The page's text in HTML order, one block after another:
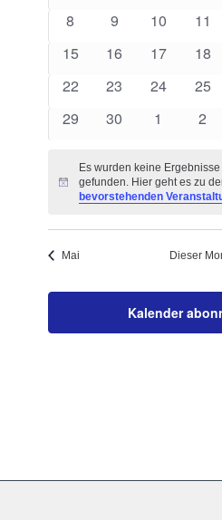
0
8
0
9
0
10
0
11
0
15
0
16
0
17
0
18
0
22
0
23
0
24
0
25
0
29
0
30
0
1
0
2
Hinweis
Es wurden keine
gefunden. Hier geht es zu
bevorstehenden
Mai Dieser
Kalender